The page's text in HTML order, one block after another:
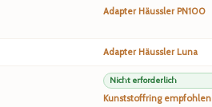
Adapter Häussler PN100
Adapter Häussler Luna
Nicht erforderlich
Kunststoffring empfohlen